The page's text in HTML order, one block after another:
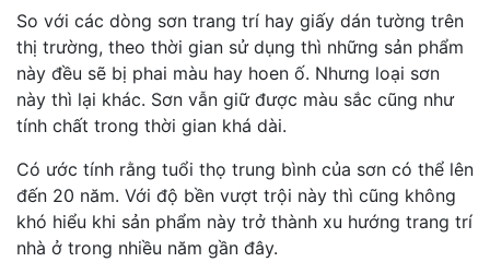
So với các dòng sơn trang trí hay giấy dán tường trên
thị trường, theo thời gian sử dụng thì những sản phẩm
này đều sẽ bị phai màu hay hoen ố. Nhưng loại sơn
này thì lại khác. Sơn vẫn giữ được màu sắc cũng như
tính chất trong thời gian khá dài.
Có ước tính rằng tuổi thọ trung bình của sơn có thể lên
đến 20 năm. Với độ bền vượt trội này thì cũng không
khó hiểu khi sản phẩm này trở thành xu hướng trang trí
nhà ở trong nhiều năm gần đây.